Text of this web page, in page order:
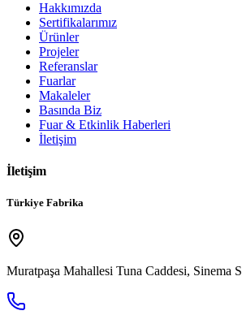
Hakkımızda
Sertifikalarımız
Ürünler
Projeler
Referanslar
Fuarlar
Makaleler
Basında Biz
Fuar & Etkinlik Haberleri
İletişim
İletişim
Türkiye Fabrika
Muratpaşa Mahallesi Tuna Caddesi,